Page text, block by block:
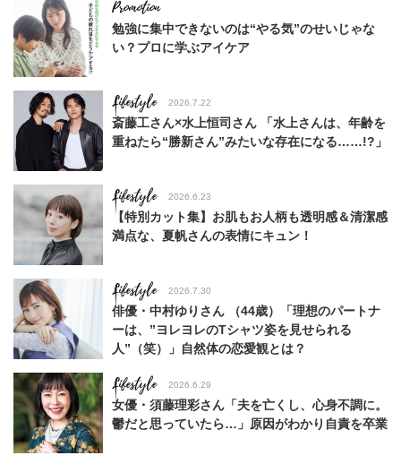
勉強に集中できないのは“やる気”のせいじゃな
い？プロに学ぶアイケア
Lifestyle 2026.7.22
斎藤工さん×水上恒司さん 「水上さんは、年齢を
重ねたら“勝新さん”みたいな存在になる……!?」
Lifestyle 2026.6.23
【特別カット集】お肌もお人柄も透明感＆清潔感
満点な、夏帆さんの表情にキュン！
Lifestyle 2026.7.30
俳優・中村ゆりさん （44歳）「理想のパートナ
ーは、”ヨレヨレのTシャツ姿を見せられる
人”（笑）」自然体の恋愛観とは？
Lifestyle 2026.6.29
女優・須藤理彩さん「夫を亡くし、心身不調に。
鬱だと思っていたら…」原因がわかり自責を卒業